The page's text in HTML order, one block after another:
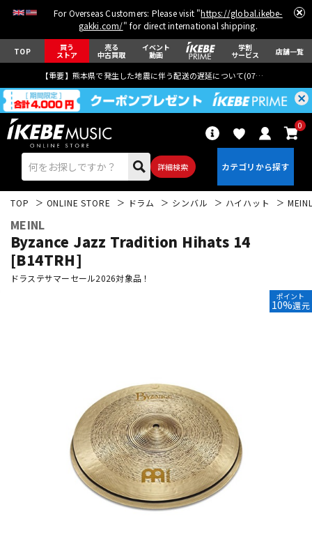
For Overseas Customers: Please visit "https://global.ikebe-
gakki.com/" for direct international shipping.
TOP 買う
ストア
売る
中古買取
イベント
動画
学割
サービス 店舗一覧
【重要】熊本県で発生した地震に伴う配送の遅延について(07月29日
詳細検索
0
エレキギター
キーボード 電子ピアノ
管楽器 その他楽器
TOP ONLINE STORE ドラム シンバル ハイハット
MEINL
Byzance Jazz Tradition Hihats 14
[B14TRH]
ドラステサマーセール2026対象品！
ポイント
10%還元